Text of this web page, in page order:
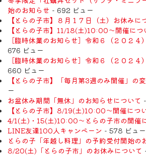
始のお知らせ - 692 ビュー
【とらの子市】８月１７日（土）お休みに
【とらの子市】11/18(土)10:00～開催につ
［臨時休業のお知らせ］令和６（２０２４
676 ビュー
［臨時休業のお知らせ］令和６（２０２４
660 ビュー
【とらの子市】「毎月第3週のみ開催」の
ー
お盆休み期間「無休」のお知らせについて
【とらの子市】8/19(土)10:00～開催につ
4/1(土)・15(土)10:00～とらの子市の開催
LINE友達100人キャンペーン - 578 ビュー
とらの子「年越し料理」の予約受付開始の
8/20(土)「とらの子市」のお休みについて